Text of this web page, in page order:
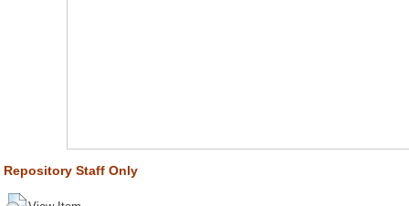
Repository Staff Only